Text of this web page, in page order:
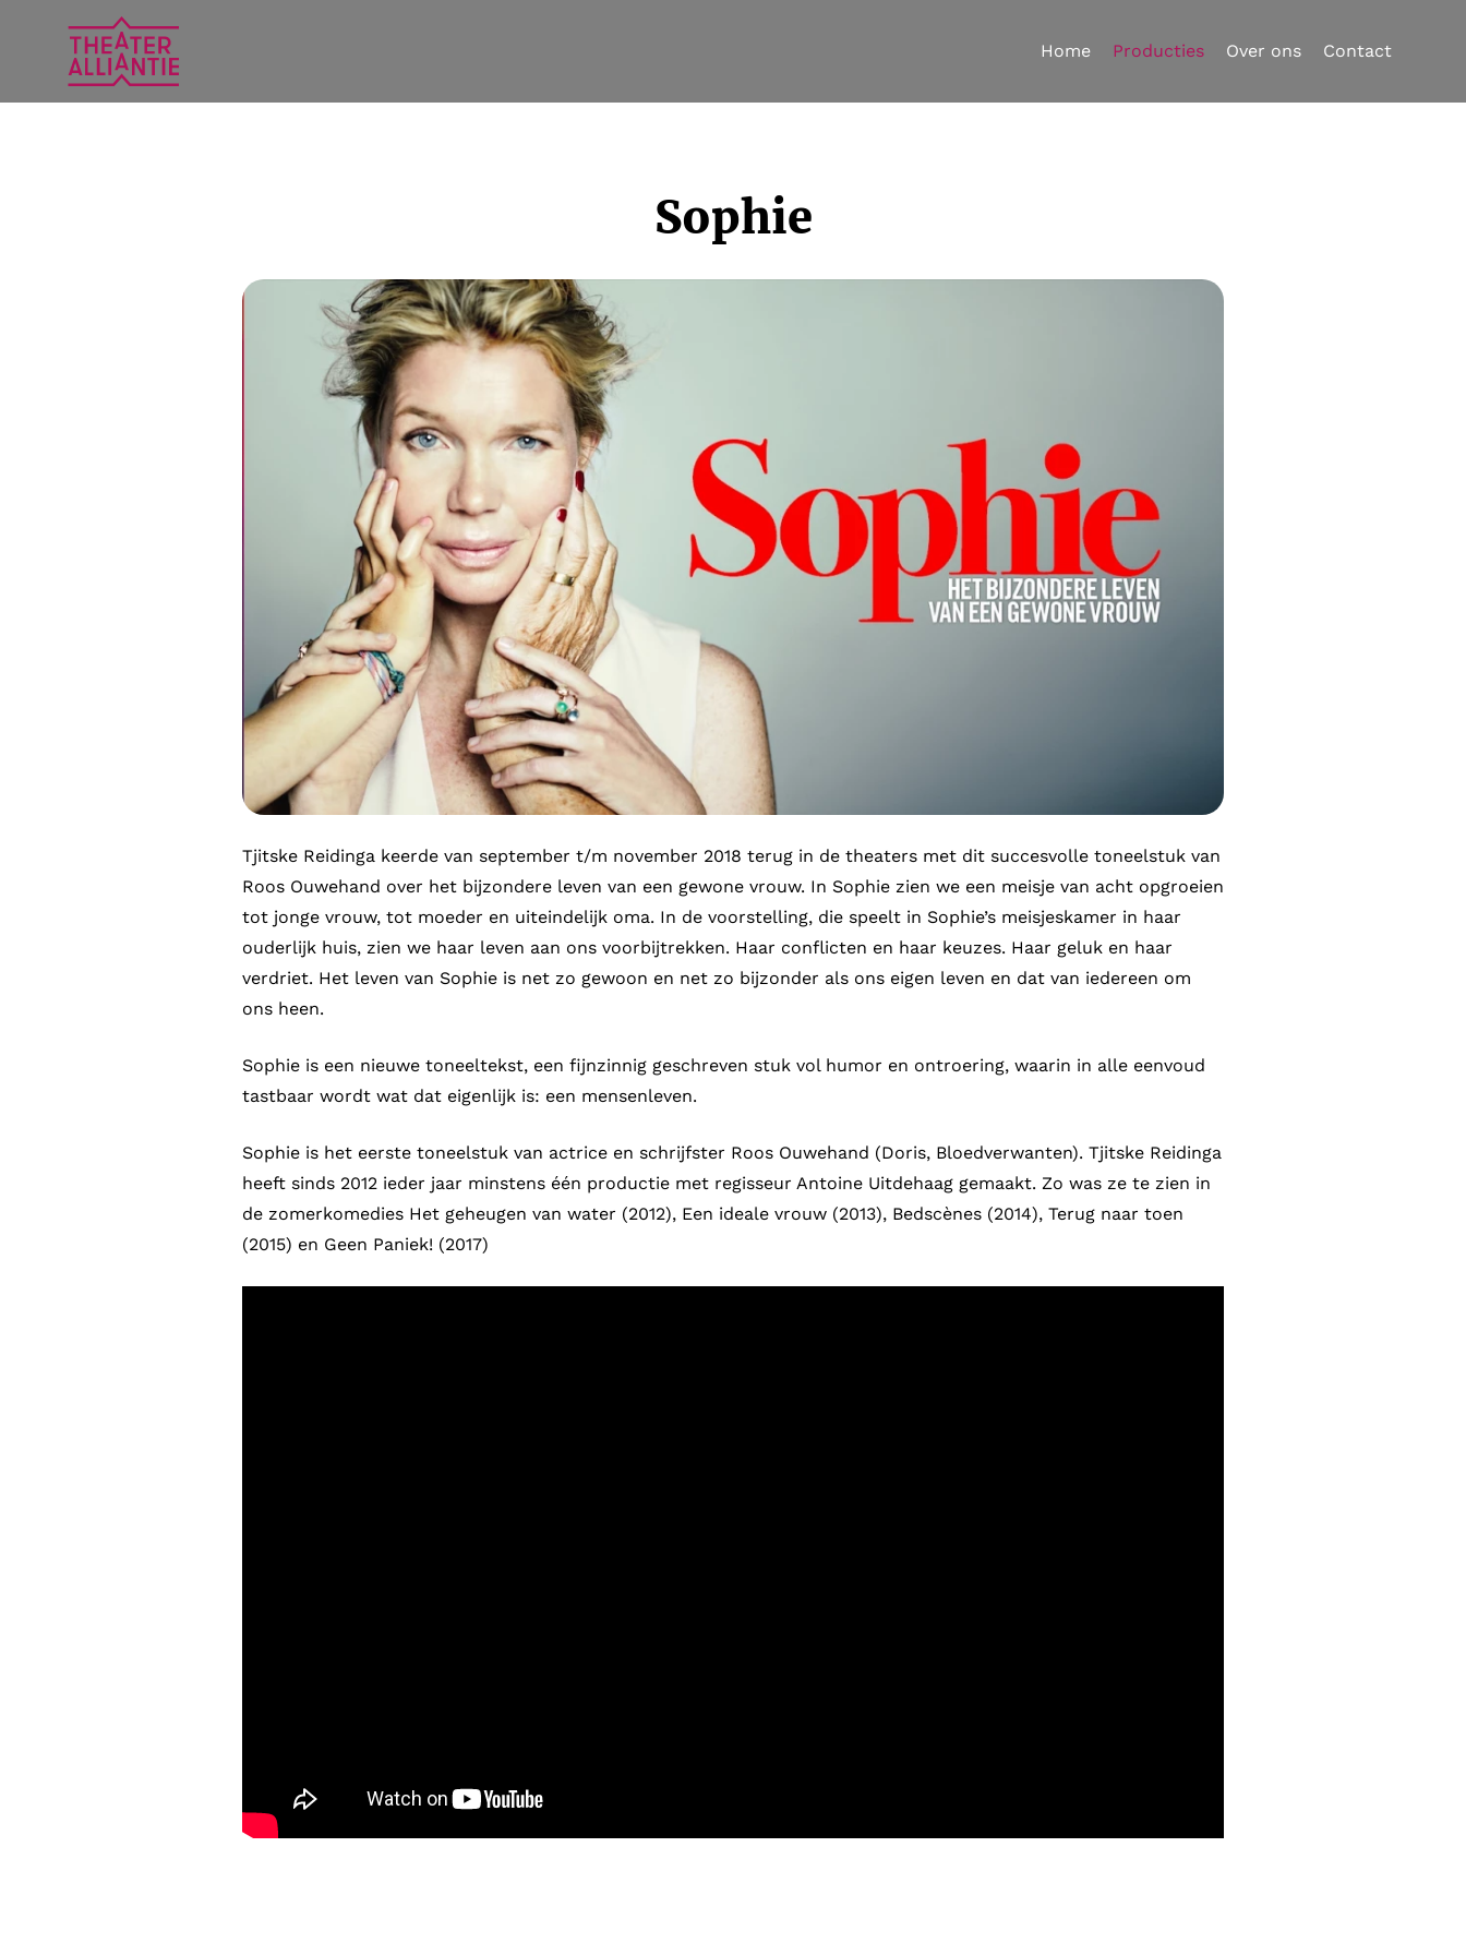
Home Producties Over ons Contact
Sophie
Tjitske Reidinga keerde van september t/m november 2018 terug in de theaters met dit succesvolle toneelstuk van
Roos Ouwehand over het bijzondere leven van een gewone vrouw. In Sophie zien we een meisje van acht opgroeien
tot jonge vrouw, tot moeder en uiteindelijk oma. In de voorstelling, die speelt in Sophie’s meisjeskamer in haar
ouderlijk huis, zien we haar leven aan ons voorbijtrekken. Haar conflicten en haar keuzes. Haar geluk en haar
verdriet. Het leven van Sophie is net zo gewoon en net zo bijzonder als ons eigen leven en dat van iedereen om
ons heen.
Sophie is een nieuwe toneeltekst, een fijnzinnig geschreven stuk vol humor en ontroering, waarin in alle eenvoud
tastbaar wordt wat dat eigenlijk is: een mensenleven.
Sophie is het eerste toneelstuk van actrice en schrijfster Roos Ouwehand (Doris, Bloedverwanten). Tjitske Reidinga
heeft sinds 2012 ieder jaar minstens één productie met regisseur Antoine Uitdehaag gemaakt. Zo was ze te zien in
de zomerkomedies Het geheugen van water (2012), Een ideale vrouw (2013), Bedscènes (2014), Terug naar toen
(2015) en Geen Paniek! (2017)